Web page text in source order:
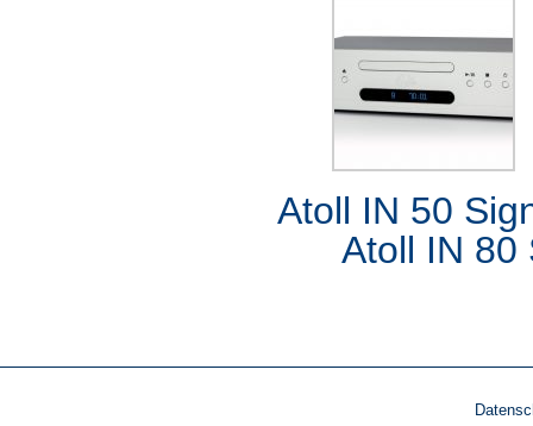
Atoll IN 50
Atoll IN 80